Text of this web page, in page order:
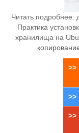
Читать подробнее:
Практика
хранилища на
>>
>>
>>